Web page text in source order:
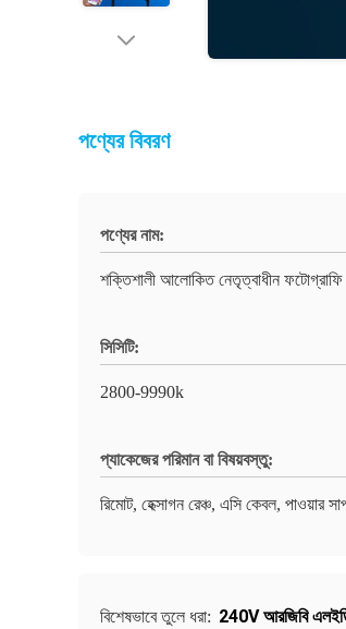
পণ্যের বিবরণ
পণ্যের নাম:
শক্তিশালী আলোকিত নেতৃত্বাধীন
সিসিটি:
2800-9990k
প্যাকেজের পরিমান বা বিষয়বস্তু:
রিমোট, হেক্সাগন রেঞ্চ, এসি কেবল, পাওয়ার
বিশেষভাবে তুলে ধরা: 240V আরজিবি